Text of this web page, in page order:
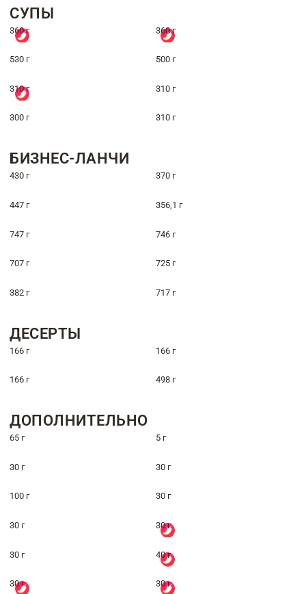
СУПЫ
360 г 360 г
530 г 500 г
310 г 310 г
300 г 310 г
БИЗНЕС-ЛАНЧИ
430 г 370 г
447 г 356,1 г
747 г 746 г
707 г 725 г
382 г 717 г
ДЕСЕРТЫ
166 г 166 г
166 г 498 г
ДОПОЛНИТЕЛЬНО
65 г 5 г
30 г 30 г
100 г 30 г
30 г 30 г
30 г 40 г
30 г 30 г